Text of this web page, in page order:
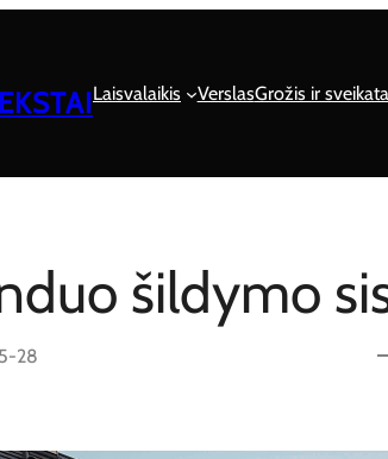
Laisvalaikis VerslasGrožis ir sveikata
šildymo
28